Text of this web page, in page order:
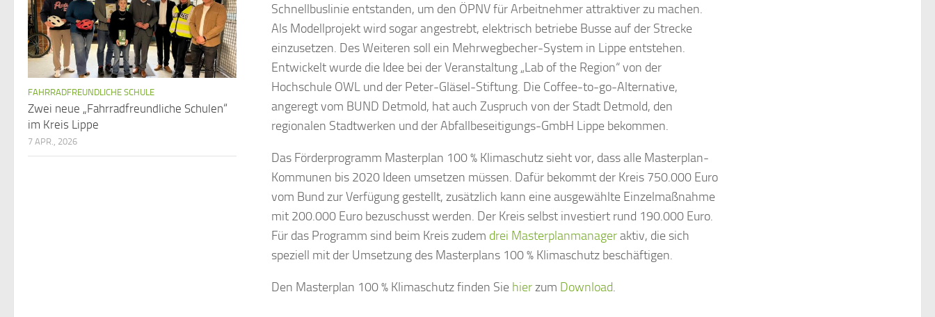
Schnellbuslinie entstanden, um den ÖPNV für Arbeitnehmer attraktiver zu machen.
Als Modellprojekt wird sogar angestrebt, elektrisch betriebe Busse auf der Strecke
einzusetzen. Des Weiteren soll ein Mehrwegbecher-System in Lippe entstehen.
Entwickelt wurde die Idee bei der Veranstaltung „Lab of the Region“ von der
Hochschule OWL und der Peter-Gläsel-Stiftung. Die Coffee-to-go-Alternative,
angeregt vom BUND Detmold, hat auch Zuspruch von der Stadt Detmold, den
regionalen Stadtwerken und der Abfallbeseitigungs-GmbH Lippe bekommen.
Das Förderprogramm Masterplan 100 % Klimaschutz sieht vor, dass alle Masterplan-
Kommunen bis 2020 Ideen umsetzen müssen. Dafür bekommt der Kreis 750.000 Euro
vom Bund zur Verfügung gestellt, zusätzlich kann eine ausgewählte Einzelmaßnahme
mit 200.000 Euro bezuschusst werden. Der Kreis selbst investiert rund 190.000 Euro.
Für das Programm sind beim Kreis zudem drei Masterplanmanageraktiv, die sich
speziell mit der Umsetzung des Masterplans 100 % Klimaschutz beschäftigen.
Den Masterplan 100 % Klimaschutz finden Sie hierzum Download.
FAHRRADFREUNDLICHE SCHULE
Zwei neue „Fahrradfreundliche Schulen“
im Kreis Lippe
7 APR., 2026